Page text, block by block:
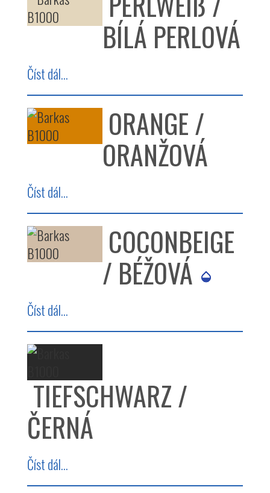
BÍLÁ PERLOVÁ
Číst dál...
ORANGE /
ORANŽOVÁ
Číst dál...
COCONBEIGE
/ BÉŽOVÁ
Číst dál...
TIEFSCHWARZ /
ČERNÁ
Číst dál...